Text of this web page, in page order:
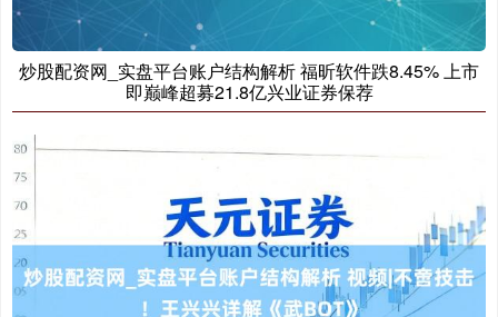
炒股配资网_实盘平台账户结构解析 福昕软件跌8.45% 上市
即巅峰超募21.8亿兴业证券保荐